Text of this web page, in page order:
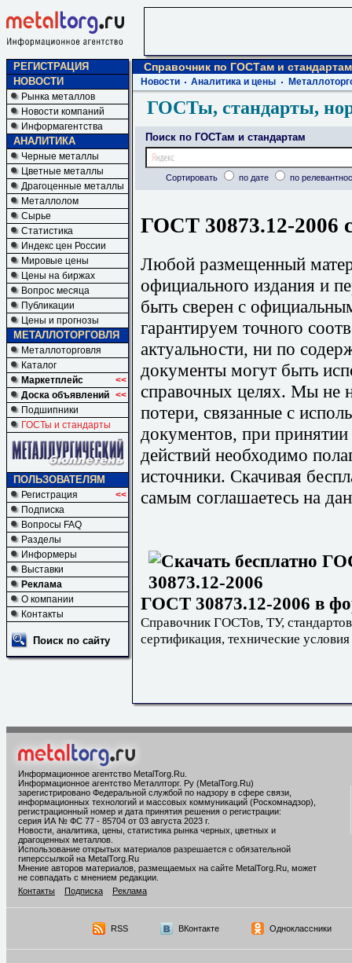
РЕГИСТРАЦИЯ
НОВОСТИ
Рынка металлов
Новости компаний
Информагентства
АНАЛИТИКА
Черные металлы
Цветные металлы
Драгоценные металлы
Металлолом
Сырье
Статистика
Индекс цен России
Мировые цены
Цены на биржах
Вопрос месяца
Публикации
Цены и прогнозы
МЕТАЛЛОТОРГОВЛЯ
Металлоторговля
Каталог
Маркетплейс
<<
Доска объявлений <<
Подшипники
ГОСТы и стандарты
ПОЛЬЗОВАТЕЛЯМ
Регистрация
<<
Подписка
Вопросы FAQ
Разделы
Информеры
Выставки
Реклама
О компании
Контакты
Поиск по сайту
Справочник по ГОСТам и стандартам
Новости Аналитика и цены
ГОСТы, стандарты,
Поиск по ГОСТам и стандартам
Сортировать по дате по
ГОСТ 30873.12-2006
Любой размещенный
официального издания и
быть сверен с
гарантируем точного
актуальности, ни по
документы могут быть
справочных целях. Мы не
потери, связанные с
документов, при
действий необходимо
источники. Скачивая
самым соглашаетесь на
ГОСТ 30873.12-2006 в
Справочник ГОСТов, ТУ,
сертификация, технические условия
Информационное агентство MetalTorg.Ru
Информационное агентство Металлторг. Ру (MetalTorg.Ru)
зарегистрировано Федеральной службой по надзору в сфере связи,
информационных технологий и массовых коммуникаций (Роскомнадзор),
регистрационный номер и дата принятия решения о регистрации:
серия ИА № ФС 77 - 85704 от 03 августа 2023 г.
Новости, аналитика, цены, статистика рынка черных, цветных и
драгоценных металлов.
Использование открытых материалов разрешается с обязательной
гиперссылкой на MetalTorg.Ru
Мнение авторов материалов, размещаемых на сайте MetalTorg.Ru, может
не совпадать с мнением редакции.
Контакты
Подписка Реклама
RSS ВКонтакте Одноклассники